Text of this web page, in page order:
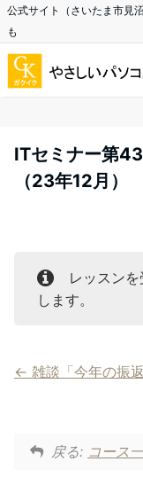
公式サイト（さいたま市見
も
ITセミナー第
（23年12月）
レッスン
します。
雑談「今年の振
戻る: コース